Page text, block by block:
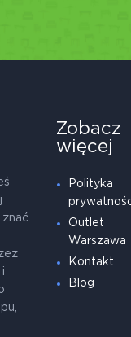
Zobacz
więcej
Polityka
Outlet
Warszawa
Kontakt
Blog